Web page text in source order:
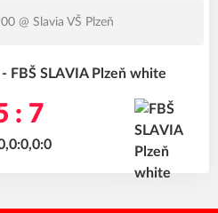
@ Slavia VŠ Plzeň
FBŠ SLAVIA Plzeň white
: 7